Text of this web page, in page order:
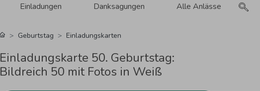
Einladungen Danksagungen Alle Anlässe
Geburtstag Einladungskarten
Einladungskarte 50. Geburtstag:
Bildreich 50 mit Fotos in Weiß